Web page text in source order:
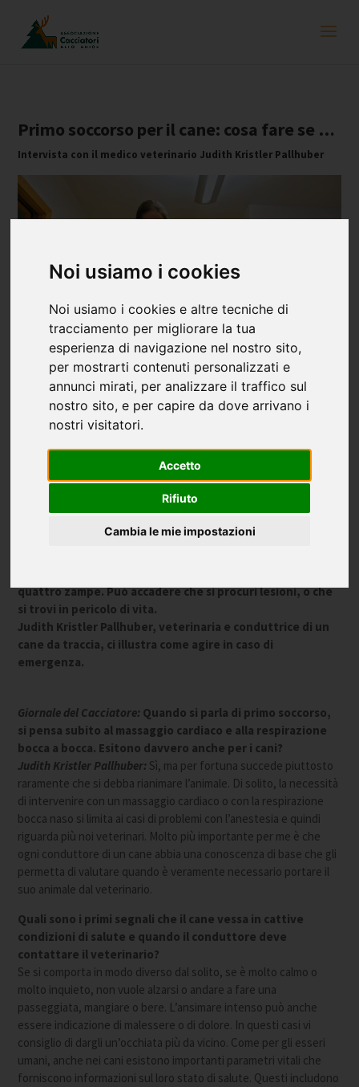
Noi usiamo i cookies
Noi usiamo i cookies e altre tecniche di
tracciamento per migliorare la tua
esperienza di navigazione nel nostro sito,
per mostrarti contenuti personalizzati e
annunci mirati, per analizzare il traffico sul
nostro sito, e per capire da dove arrivano i
nostri visitatori.
Accetto
Rifiuto
Cambia le mie impostazioni
Primo soccorso per il cane: cosa fare se …
Intervista con il medico veterinario Judith Kristler Pallhuber
Il medico veterinario Judith Kristler Pallhuber ci mostra come
fare: il battito cardiaco lo si misura all’interno della coscia del
un efficiente compagno di caccia. Sfortunatamente,
quattro zampe. Può accadere che si procuri lesioni, o che
si trovi in pericolo di vita.
Judith Kristler Pallhuber, veterinaria e conduttrice di un
cane da traccia, ci illustra come agire in caso di
emergenza.
Giornale del Cacciatore: Quando si parla di primo soccorso,
si pensa subito al massaggio cardiaco e alla respirazione
bocca a bocca. Esitono davvero anche per i cani?
Judith Kristler Pallhuber: Sì, ma per fortuna succede piuttosto
raramente che si debba rianimare l’animale. Di solito, la necessità
di intervenire con un massaggio cardiaco o con la respirazione
bocca naso si limita ai casi di problemi con l’anestesia e quindi
riguarda più noi veterinari. Molto più importante per me è che
ogni conduttore di un cane abbia una conoscenza di base che gli
permetta di valutare quando è veramente necessario portare il
suo animale dal veterinario.
Quali sono i primi segnali che il cane vessa in cattive
condizioni di salute e quando il conduttore deve
contattare il veterinario?
Se si comporta in modo diverso dal solito, se è molto calmo o
molto inquieto, non vuole alzarsi o andare a fare una
passeggiata, mangiare o bere. L’ansimare intenso può anche
essere indicazione di malessere o di dolore. In questi casi vi
consiglio di dargli un’occhiata più da vicino. Come per gli esseri
umani, anche nei cani esistono importanti parametri vitali che
forniscono informazioni sul loro stato di salute. Questi includono